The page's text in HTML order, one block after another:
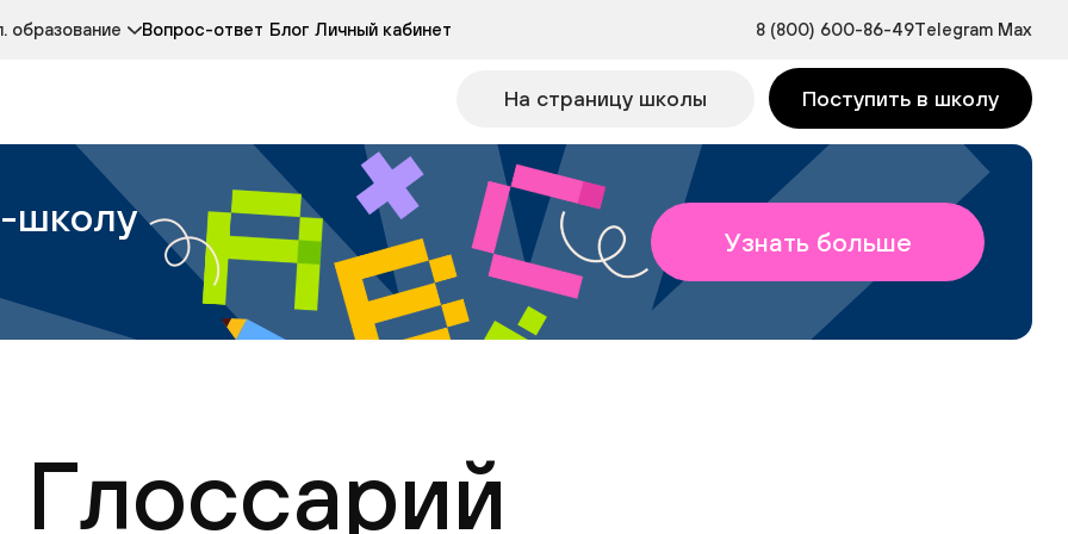
образование
по чтению
Вопрос-ответ Блог Личный кабинет 8 (800) 600-86-49Telegram Max
На страницу школы Поступить в школу
школу
Узнать больше
Глоссарий